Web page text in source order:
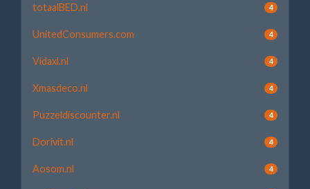
totaalBED.nl 4
UnitedConsumers.com 4
Vidaxl.nl 4
Xmasdeco.nl 4
Puzzeldiscounter.nl 4
Dorivit.nl 4
Aosom.nl 4